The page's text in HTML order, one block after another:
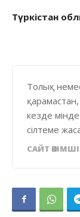
Түркістан
Толық
кезде
сілтеме
САЙТ